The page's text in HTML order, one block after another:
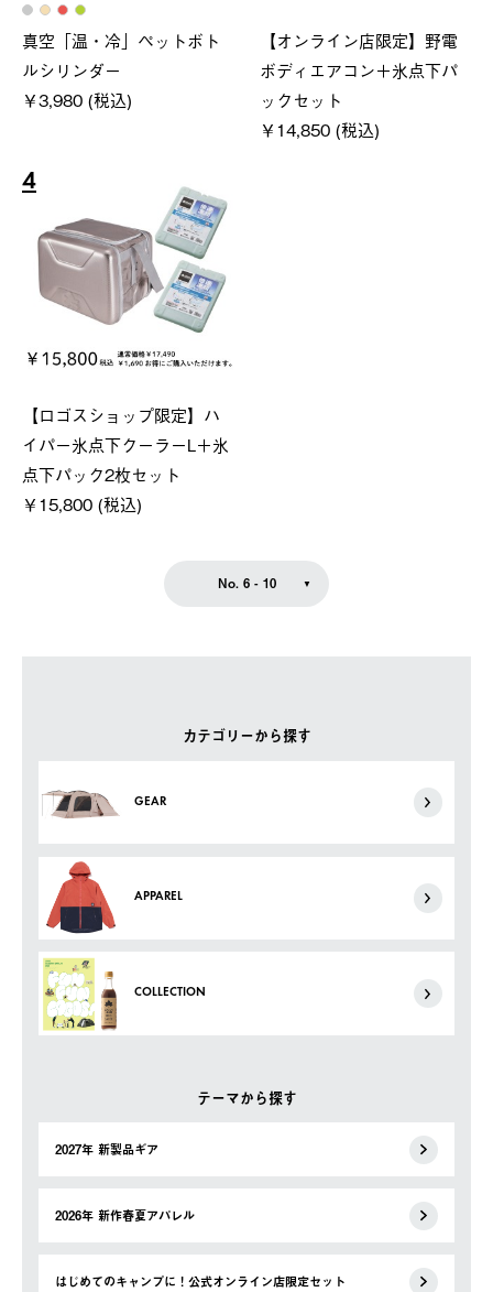
カテゴリーから探す
GEAR
APPAREL
COLLECTION
テーマから探す
2027年 新製品ギア
2026年 新作春夏アパレル
はじめてのキャンプに！公式オンライン店限定セット
真空「温・冷」ペットボト
ルシリンダー
￥3,980 (税込)
【オンライン店限定】野電
ボディエアコン＋氷点下パ
ックセット
￥14,850 (税込)
4
【ロゴスショップ限定】ハ
イパー氷点下クーラーL＋氷
点下パック2枚セット
￥15,800 (税込)
No. 6 - 10